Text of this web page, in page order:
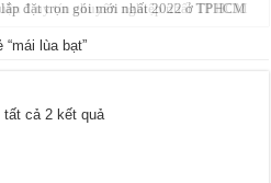
1 uy tín chuyên nghiệp nhất TP HCM
lùa bạt”
tất cả 2 kết quả